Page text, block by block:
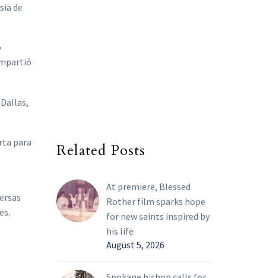
de
para
Related Posts
At premiere, Blessed
Rother film sparks hope
for new saints inspired by
his life
August 5, 2026